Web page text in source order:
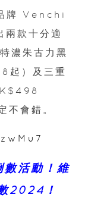
牌 Venchi
款十分適
濃朱古力黑
起）及三重
不會錯。
活動！維
2024！